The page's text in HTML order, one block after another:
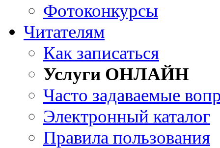
Фотоконкурсы
Читателям
Как записаться
Услуги ОНЛАЙН
Часто задаваемые
Электронный каталог
Правила пользования